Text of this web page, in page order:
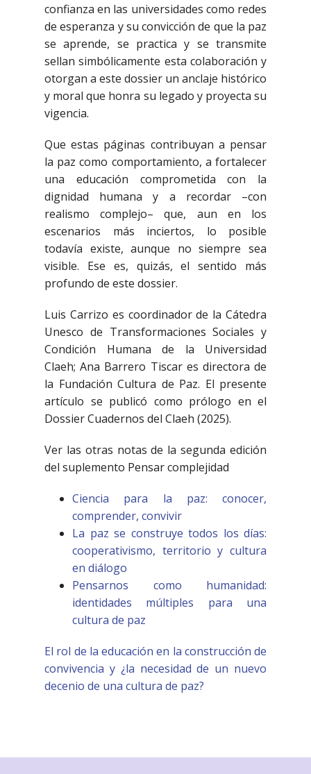
confianza en las universidades como redes
de esperanza y su convicción de que la paz
se aprende, se practica y se transmite
sellan simbólicamente esta colaboración y
otorgan a este dossier un anclaje histórico
y moral que honra su legado y proyecta su
vigencia.
Que estas páginas contribuyan a pensar
la paz como comportamiento, a fortalecer
una educación comprometida con la
dignidad humana y a recordar –con
realismo complejo– que, aun en los
escenarios más inciertos, lo posible
todavía existe, aunque no siempre sea
visible. Ese es, quizás, el sentido más
profundo de este dossier.
Luis Carrizo es coordinador de la Cátedra
Unesco de Transformaciones Sociales y
Condición Humana de la Universidad
Claeh; Ana Barrero Tiscar es directora de
la Fundación Cultura de Paz. El presente
artículo se publicó como prólogo en el
Dossier Cuadernos del Claeh (2025).
Ver las otras notas de la segunda edición
del suplemento Pensar complejidad
Ciencia para la paz: conocer,
comprender, convivir
La paz se construye todos los días:
cooperativismo, territorio y cultura
en diálogo
Pensarnos como humanidad:
identidades múltiples para una
cultura de paz
El rol de la educación en la construcción de
convivencia y ¿la necesidad de un nuevo
decenio de una cultura de paz?